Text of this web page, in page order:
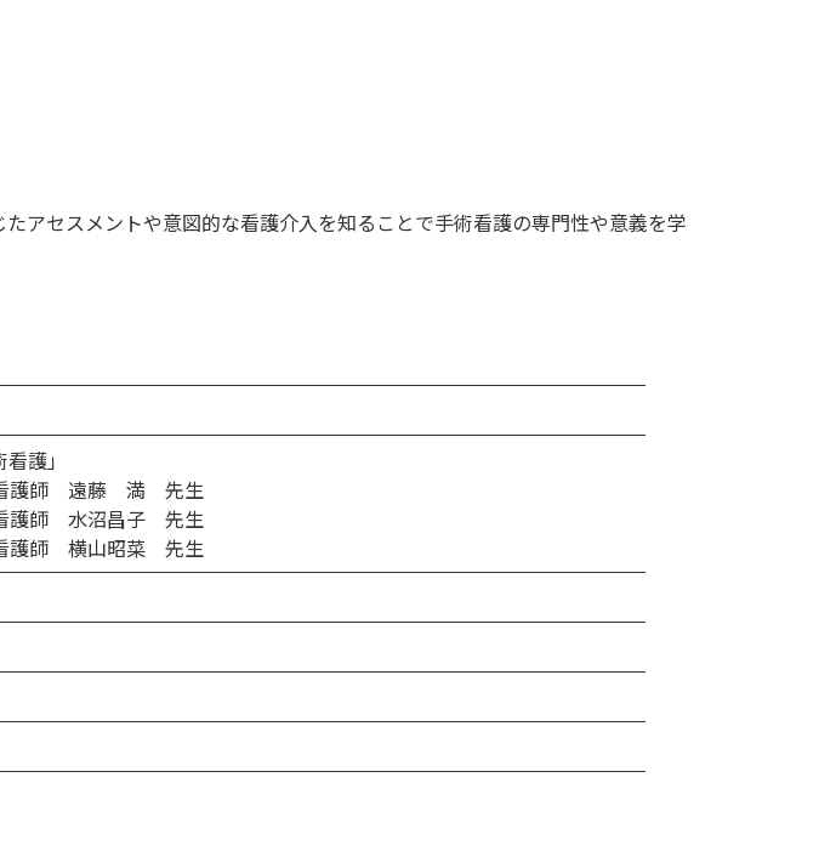
アセスメントや意図的な看護介入を知ることで手術看護の専門性や意義を学
護」
護師 遠藤 満 先生
師 水沼昌子 先生
護師 横山昭菜 先生